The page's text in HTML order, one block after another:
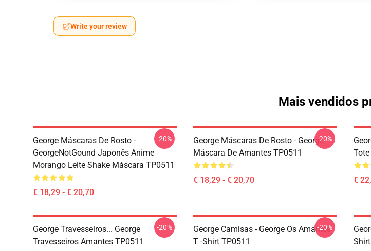
Write your review
Mais vendidos
George Máscaras De Rosto -
GeorgeNotGound Japonês Anime
Morango Leite Shake Máscara TP0511
€ 18,29 - € 20,70
-20%
George Máscaras De Rosto - George
Máscara De Amantes TP0511
€ 18,29 - € 20,70
-20%
€
George Travesseiros... George
Travesseiros Amantes TP0511
-20%
George Camisas - George Os Amantes
T -shirt TP0511
-20%